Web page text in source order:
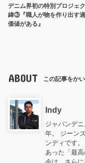
デニム界初の特別プロジェ
緯③『職人が物を作り出す
価値がある』
ABOUT この記事をか
Indy
ジャパンデ
年。 ジーン
ンディです
あった「最